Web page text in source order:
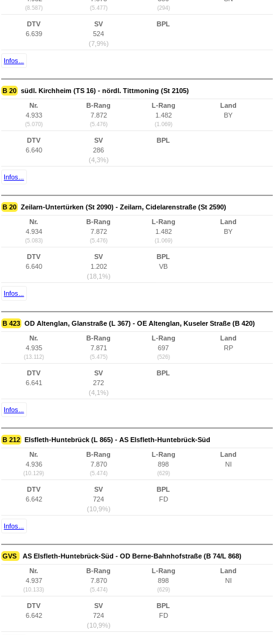
(8.587) (5.477) (294)
DTV
6.639
SV
524
(7,9%)
BPL
Infos...
B 20 südl. Kirchheim (TS 16) - nördl. Tittmoning (St 2105)
Nr.
4.933
(5.070)
B-Rang
7.872
(5.476)
L-Rang
1.482
(1.069)
Land
BY
DTV
6.640
SV
286
(4,3%)
BPL
Infos...
B 20 Zeilarn-Untertürken (St 2090) - Zeilarn, Cidelarenstraße (St 2590)
Nr.
4.934
(5.083)
B-Rang
7.872
(5.476)
L-Rang
1.482
(1.069)
Land
BY
DTV
6.640
SV
1.202
(18,1%)
BPL
VB
Infos...
B 423 OD Altenglan, Glanstraße (L 367) - OE Altenglan, Kuseler Straße (B 420)
Nr.
4.935
(13.112)
B-Rang
7.871
(5.475)
L-Rang
697
(526)
Land
RP
DTV
6.641
SV
272
(4,1%)
BPL
Infos...
B 212 Elsfleth-Huntebrück (L 865) - AS Elsfleth-Huntebrück-Süd
Nr.
4.936
(10.129)
B-Rang
7.870
(5.474)
L-Rang
898
(629)
Land
NI
DTV
6.642
SV
724
(10,9%)
BPL
FD
Infos...
GVS AS Elsfleth-Huntebrück-Süd - OD Berne-Bahnhofstraße (B 74/L 868)
Nr.
4.937
(10.133)
B-Rang
7.870
(5.474)
L-Rang
898
(629)
Land
NI
DTV
6.642
SV
724
(10,9%)
BPL
FD